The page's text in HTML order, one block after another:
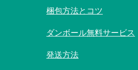
梱包方法とコツ
ダンボール無料サービス
発送方法